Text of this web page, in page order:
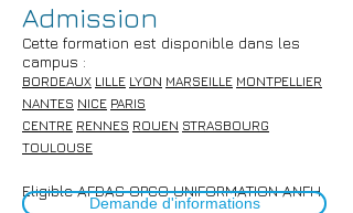
Admission​
Cette formation est disponible dans les
campus :
BORDEAUX LILLE LYON MARSEILLE MONTPELLIER
NANTES NICE PARIS
CENTRE RENNES ROUEN STRASBOURG
TOULOUSE
Eligible AFDAS OPCO UNIFORMATION ANFH
Demande d'informations